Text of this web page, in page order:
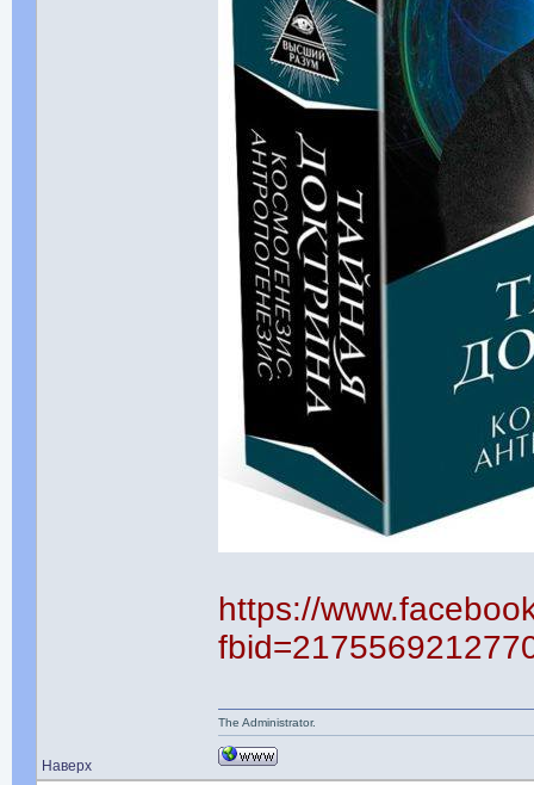
https://
Наверх
The Administrator.